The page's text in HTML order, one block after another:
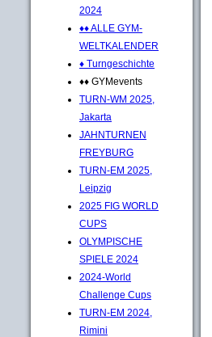
2024
♦♦ ALLE GYM-
WELTKALENDER
♦ Turngeschichte
♦♦ GYMevents
TURN-WM 2025,
Jakarta
JAHNTURNEN
FREYBURG
TURN-EM 2025,
Leipzig
2025 FIG WORLD
CUPS
OLYMPISCHE
SPIELE 2024
2024-World
Challenge Cups
TURN-EM 2024,
Rimini